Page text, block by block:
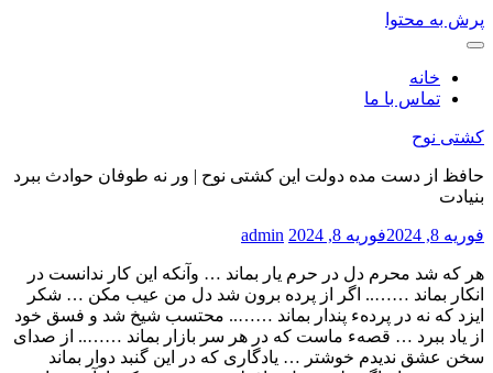
پرش به محتوا
خانه
تماس با ما
کشتی نوح
حافظ از دست مده دولت این کشتی نوح | ور نه طوفان حوادث ببرد
بنیادت
فوریه 8, 2024 فوریه 8, 2024 admin
هر که شد محرم دل در حرم یار بماند … وآنکه این کار ندانست در
انکار بماند …….. اگر از پرده برون شد دل من عیب مکن … شکر
ایزد که نه در پردهء پندار بماند …….. محتسب شیخ شد و فسق خود
از یاد ببرد … قصهء ماست که در هر سر بازار بماند …….. از صدای
سخن عشق ندیدم خوشتر … یادگاری که در این گنبد دوار بماند